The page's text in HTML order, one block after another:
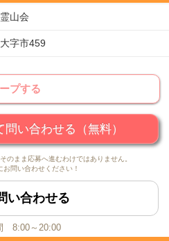
山会
字市459
プする
い合わせる（無料）
のまま応募へ進むわけではありません。
お問い合わせください！
い合わせる
8:00～20:00